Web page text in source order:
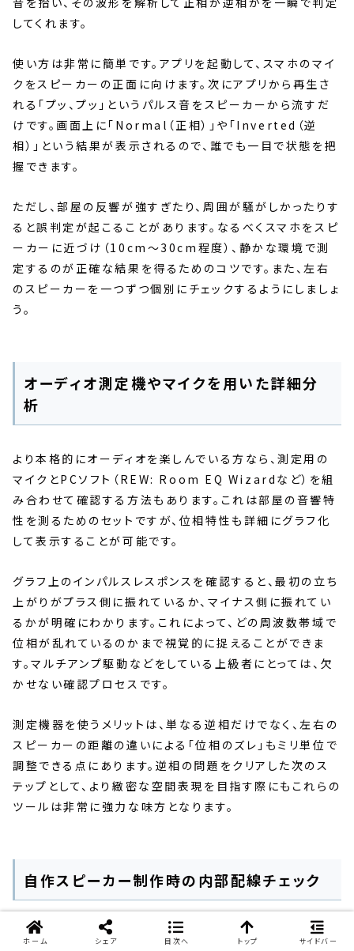
してくれます。
使い方は非常に簡単です。アプリを起動して、スマホのマイ
クをスピーカーの正面に向けます。次にアプリから再生さ
れる「プッ、プッ」というパルス音をスピーカーから流すだ
けです。画面上に「Normal（正相）」や「Inverted（逆
相）」という結果が表示されるので、誰でも一目で状態を把
握できます。
ただし、部屋の反響が強すぎたり、周囲が騒がしかったりす
ると誤判定が起こることがあります。なるべくスマホをスピ
ーカーに近づけ（10cm〜30cm程度）、静かな環境で測
定するのが正確な結果を得るためのコツです。また、左右
のスピーカーを一つずつ個別にチェックするようにしましょ
う。
オーディオ測定機やマイクを用いた詳細分
析
より本格的にオーディオを楽しんでいる方なら、測定用の
マイクとPCソフト（REW: Room EQ Wizardなど）を組
み合わせて確認する方法もあります。これは部屋の音響特
性を測るためのセットですが、位相特性も詳細にグラフ化
して表示することが可能です。
グラフ上のインパルスレスポンスを確認すると、最初の立ち
上がりがプラス側に振れているか、マイナス側に振れてい
るかが明確にわかります。これによって、どの周波数帯域で
位相が乱れているのかまで視覚的に捉えることができま
す。マルチアンプ駆動などをしている上級者にとっては、欠
かせない確認プロセスです。
測定機器を使うメリットは、単なる逆相だけでなく、左右の
スピーカーの距離の違いによる「位相のズレ」もミリ単位で
調整できる点にあります。逆相の問題をクリアした次のス
テップとして、より緻密な空間表現を目指す際にもこれらの
ツールは非常に強力な味方となります。
自作スピーカー制作時の内部配線チェック
スピーカーを自作する場合、ネットワーク回路や内部配線
ホーム シェア 目次へ トップ サイドバー